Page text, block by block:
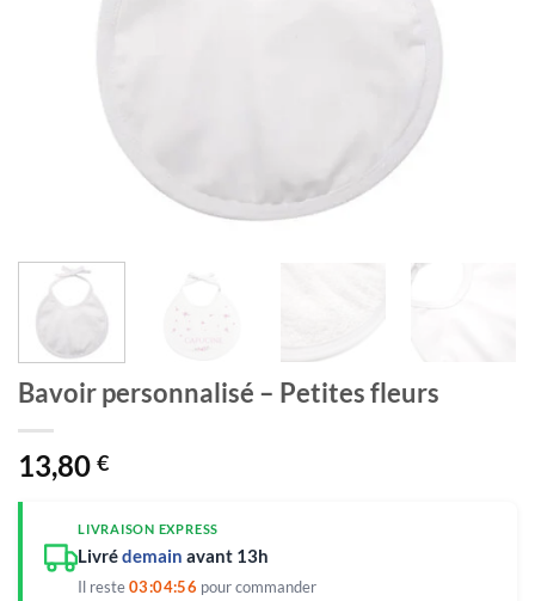
Bavoir personnalisé – Petites fleurs
13,80 €
LIVRAISON EXPRESS
Livrédemain avant 13h
Il reste03:04:56 pour commander